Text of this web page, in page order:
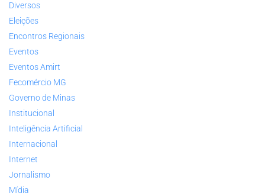
Diversos
Eleições
Encontros Regionais
Eventos
Eventos Amirt
Fecomércio MG
Governo de Minas
Institucional
Inteligência Artificial
Internacional
Internet
Jornalismo
Mídia